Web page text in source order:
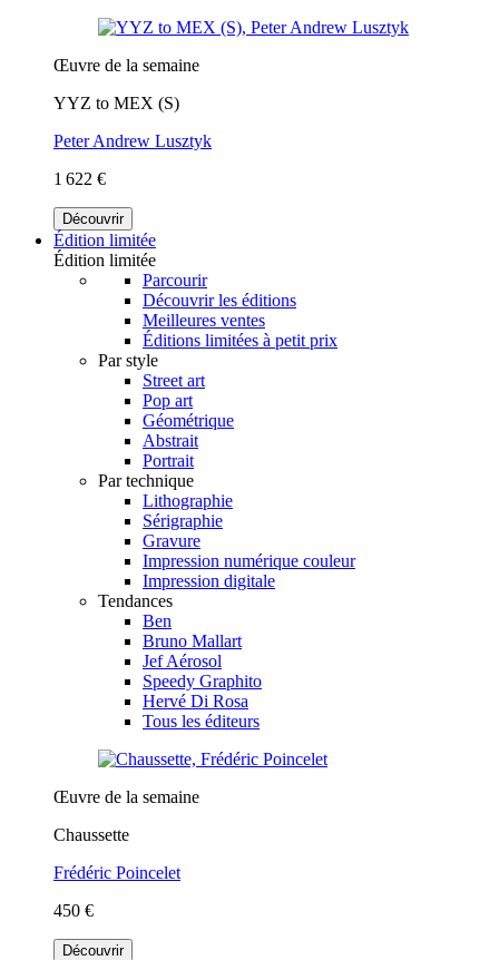
Œuvre de la semaine
YYZ to MEX (S)
Peter Andrew Lusztyk
1 622 €
Découvrir
Édition limitée
Édition limitée
Parcourir
Découvrir les éditions
Meilleures ventes
Éditions limitées à petit prix
Par style
Street art
Pop art
Géométrique
Abstrait
Portrait
Par technique
Lithographie
Sérigraphie
Gravure
Impression numérique couleur
Impression digitale
Tendances
Ben
Bruno Mallart
Jef Aérosol
Speedy Graphito
Hervé Di Rosa
Tous les éditeurs
Œuvre de la semaine
Chaussette
Frédéric Poincelet
450 €
Découvrir